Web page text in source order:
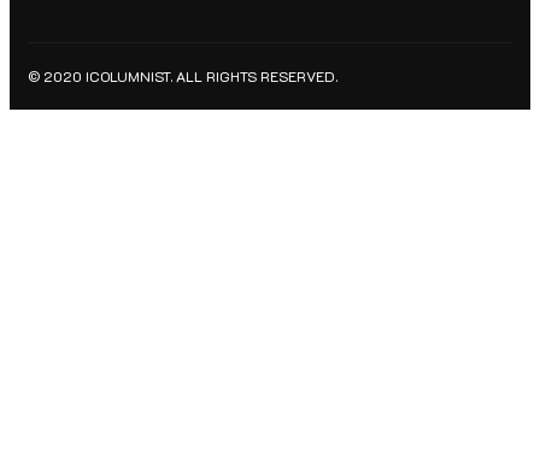
© 2020 ICOLUMNIST. ALL RIGHTS RESERVED.